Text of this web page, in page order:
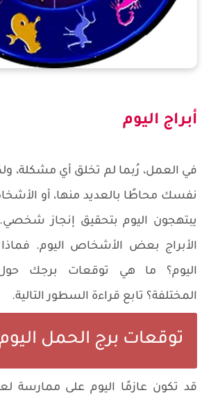
أبراج اليوم
في العمل، رُبما لم تخلق أي مشكلة،
نفسك محاطًا بالعديد منها، أو
يبتهجون اليوم بتحقيق إنجاز
الأبراج بعض الأشخاص اليوم.
اليوم؟ ما هي توقعات برجك
المختلفة؟ تابع قراءة السطور التالية.
توقعات برج الحمل
قد تكون عازمًا اليوم على ممارسة